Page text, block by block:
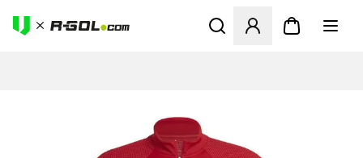
Abre un modal para iniciar